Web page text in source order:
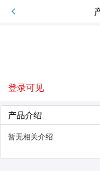
登录可见
产品介绍
暂无相关介绍